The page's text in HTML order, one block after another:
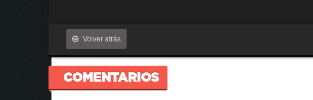
Volver atrás
COMENTARIOS